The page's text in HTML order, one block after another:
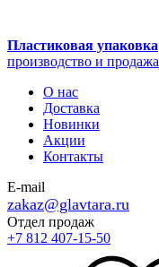
Пластиковая упаковка
производство и продажа
О нас
Доставка
Новинки
Акции
Контакты
E-mail
zakaz@glavtara.ru
Отдел продаж
+7 812 407-15-50